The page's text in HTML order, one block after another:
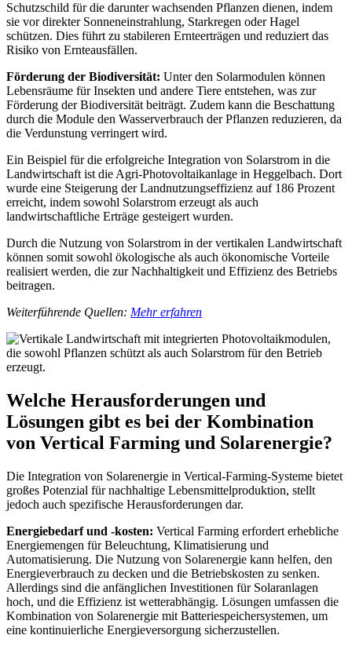
Schutzschild für die darunter wachsenden Pflanzen dienen, indem
sie vor direkter Sonneneinstrahlung, Starkregen oder Hagel
schützen. Dies führt zu stabileren Ernteerträgen und reduziert das
Risiko von Ernteausfällen.
Förderung der Biodiversität: Unter den Solarmodulen können
Lebensräume für Insekten und andere Tiere entstehen, was zur
Förderung der Biodiversität beiträgt. Zudem kann die Beschattung
durch die Module den Wasserverbrauch der Pflanzen reduzieren, da
die Verdunstung verringert wird.
Ein Beispiel für die erfolgreiche Integration von Solarstrom in die
Landwirtschaft ist die Agri-Photovoltaikanlage in Heggelbach. Dort
wurde eine Steigerung der Landnutzungseffizienz auf 186 Prozent
erreicht, indem sowohl Solarstrom erzeugt als auch
landwirtschaftliche Erträge gesteigert wurden.
Durch die Nutzung von Solarstrom in der vertikalen Landwirtschaft
können somit sowohl ökologische als auch ökonomische Vorteile
realisiert werden, die zur Nachhaltigkeit und Effizienz des Betriebs
beitragen.
Weiterführende Quellen: Mehr erfahren
Welche Herausforderungen und
Lösungen gibt es bei der Kombination
von Vertical Farming und Solarenergie?
Die Integration von Solarenergie in Vertical-Farming-Systeme bietet
großes Potenzial für nachhaltige Lebensmittelproduktion, stellt
jedoch auch spezifische Herausforderungen dar.
Energiebedarf und -kosten: Vertical Farming erfordert erhebliche
Energiemengen für Beleuchtung, Klimatisierung und
Automatisierung. Die Nutzung von Solarenergie kann helfen, den
Energieverbrauch zu decken und die Betriebskosten zu senken.
Allerdings sind die anfänglichen Investitionen für Solaranlagen
hoch, und die Effizienz ist wetterabhängig. Lösungen umfassen die
Kombination von Solarenergie mit Batteriespeichersystemen, um
eine kontinuierliche Energieversorgung sicherzustellen.